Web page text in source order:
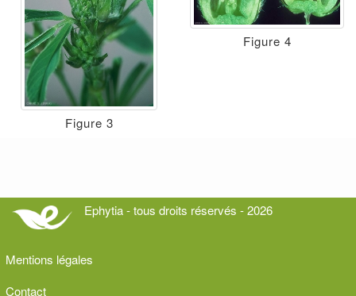
Figure 3
Figure 4
Ephytia - tous droits réservés - 2026
Mentions légales
Contact